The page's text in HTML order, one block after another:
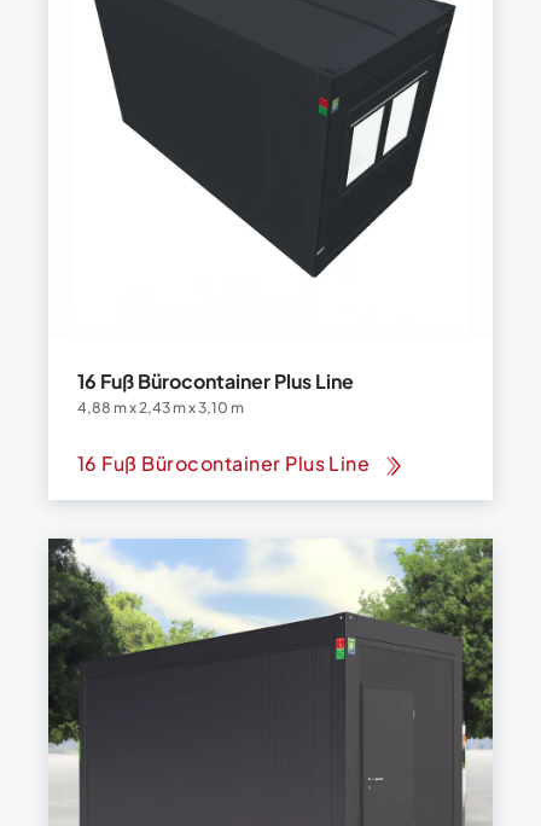
16 Fuß Bürocontainer Plus Line
4,88 m x 2,43 m x 3,10 m
16 Fuß Bürocontainer Plus Line